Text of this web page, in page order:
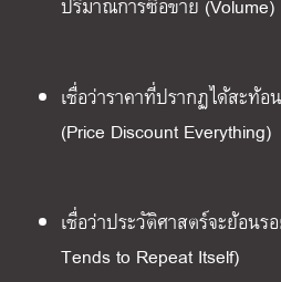
ปริมาณการซื้อขาย
เชื่อว่าราคาที่ปรากฏได้สะท้
(Price Discount Everything)
เชื่อว่าประวัติศาสตร์จะย้อนร
Tends to Repeat Itself)